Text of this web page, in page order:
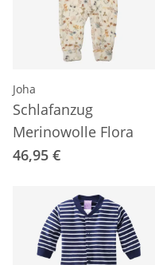
Joha
Schlafanzug
Merinowolle Flora
46,95 €